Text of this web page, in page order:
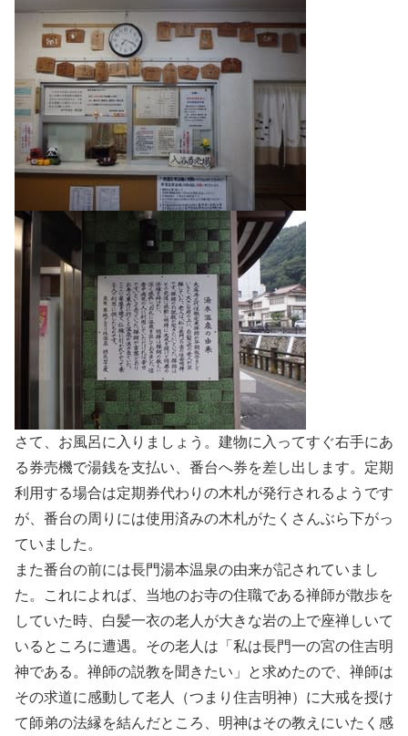
さて、お風呂に入りましょう。建物に入ってすぐ右手にあ
る券売機で湯銭を支払い、番台へ券を差し出します。定期
利用する場合は定期券代わりの木札が発行されるようです
が、番台の周りには使用済みの木札がたくさんぶら下がっ
ていました。
また番台の前には長門湯本温泉の由来が記されていまし
た。これによれば、当地のお寺の住職である禅師が散歩を
していた時、白髪一衣の老人が大きな岩の上で座禅しいて
いるところに遭遇。その老人は「私は長門一の宮の住吉明
神である。禅師の説教を聞きたい」と求めたので、禅師は
その求道に感動して老人（つまり住吉明神）に大戒を授け
て師弟の法縁を結んだところ、明神はその教えにいたく感